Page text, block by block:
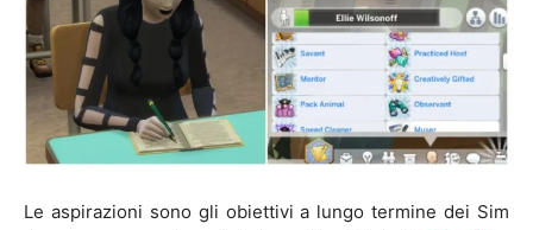
Le aspirazioni sono gli obiettivi a lungo termine dei Sim